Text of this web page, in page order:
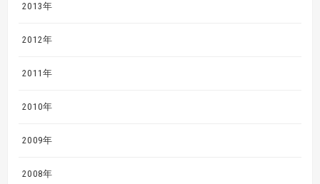
2013年
2012年
2011年
2010年
2009年
2008年